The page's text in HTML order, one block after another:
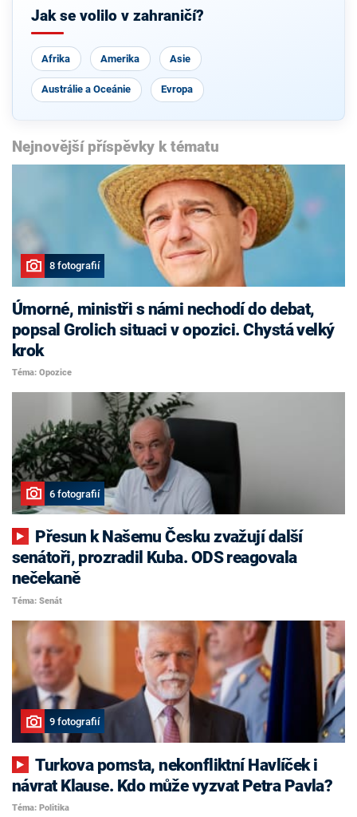
Jak se volilo v zahraničí?
Afrika Amerika Asie
Austrálie a Oceánie Evropa
Nejnovější příspěvky k tématu
8 fotografií
Úmorné, ministři s námi nechodí do debat,
popsal Grolich situaci v opozici. Chystá velký
krok
Téma: Opozice
6 fotografií
senátoři, prozradil Kuba. ODS reagovala
nečekaně
Téma: Senát
9 fotografií
Turkova pomsta, nekonfliktní Havlíček i
návrat Klause. Kdo může vyzvat Petra Pavla?
Téma: Politika